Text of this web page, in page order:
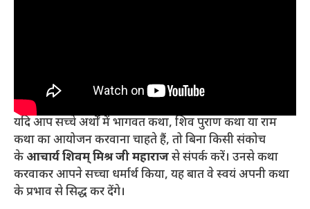
यदि आप सच्चे अर्थों में भागवत कथा, शिव पुराण कथा या राम
कथा का आयोजन करवाना चाहते हैं, तो बिना किसी संकोच
केआचार्य शिवम् मिश्र जी महाराजसे संपर्क करें। उनसे कथा
करवाकर आपने सच्चा धर्मार्थ किया, यह बात वे स्वयं अपनी कथा
के प्रभाव से सिद्ध कर देंगे।